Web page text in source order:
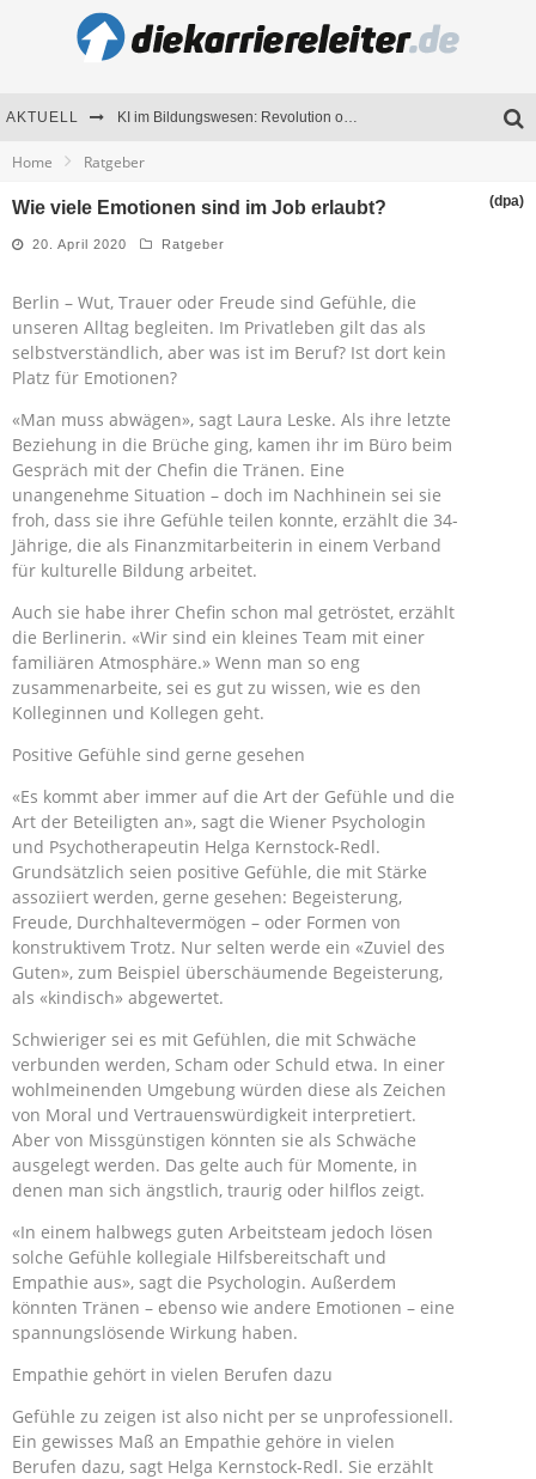
AKTUELL KI im Bildungswesen: Revolution oder Risiko für Schulen und Universitäten?
Seminare als Motivationsmotor – Wie Weiterbildung Mitarbeiter nachhaltig begeistert
Home Ratgeber
Wie viele Emotionen sind im Job erlaubt? (dpa)
20. April 2020 Ratgeber
Berlin – Wut, Trauer oder Freude sind Gefühle, die
unseren Alltag begleiten. Im Privatleben gilt das als
selbstverständlich, aber was ist im Beruf? Ist dort kein
Platz für Emotionen?
«Man muss abwägen», sagt Laura Leske. Als ihre letzte
Beziehung in die Brüche ging, kamen ihr im Büro beim
Gespräch mit der Chefin die Tränen. Eine
unangenehme Situation – doch im Nachhinein sei sie
froh, dass sie ihre Gefühle teilen konnte, erzählt die 34-
Jährige, die als Finanzmitarbeiterin in einem Verband
für kulturelle Bildung arbeitet.
Auch sie habe ihrer Chefin schon mal getröstet, erzählt
die Berlinerin. «Wir sind ein kleines Team mit einer
familiären Atmosphäre.» Wenn man so eng
zusammenarbeite, sei es gut zu wissen, wie es den
Kolleginnen und Kollegen geht.
Positive Gefühle sind gerne gesehen
«Es kommt aber immer auf die Art der Gefühle und die
Art der Beteiligten an», sagt die Wiener Psychologin
und Psychotherapeutin Helga Kernstock-Redl.
Grundsätzlich seien positive Gefühle, die mit Stärke
assoziiert werden, gerne gesehen: Begeisterung,
Freude, Durchhaltevermögen – oder Formen von
konstruktivem Trotz. Nur selten werde ein «Zuviel des
Guten», zum Beispiel überschäumende Begeisterung,
als «kindisch» abgewertet.
Schwieriger sei es mit Gefühlen, die mit Schwäche
verbunden werden, Scham oder Schuld etwa. In einer
wohlmeinenden Umgebung würden diese als Zeichen
von Moral und Vertrauenswürdigkeit interpretiert.
Aber von Missgünstigen könnten sie als Schwäche
ausgelegt werden. Das gelte auch für Momente, in
denen man sich ängstlich, traurig oder hilflos zeigt.
«In einem halbwegs guten Arbeitsteam jedoch lösen
solche Gefühle kollegiale Hilfsbereitschaft und
Empathie aus», sagt die Psychologin. Außerdem
könnten Tränen – ebenso wie andere Emotionen – eine
spannungslösende Wirkung haben.
Empathie gehört in vielen Berufen dazu
Gefühle zu zeigen ist also nicht per se unprofessionell.
Ein gewisses Maß an Empathie gehöre in vielen
Berufen dazu, sagt Helga Kernstock-Redl. Sie erzählt